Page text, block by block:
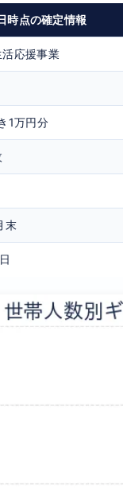
点の確定情報
応援事業
1万円分
末